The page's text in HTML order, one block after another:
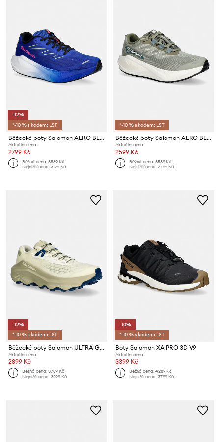
-12%
*-10 % s kódem: LST
Běžecké boty Salomon AERO BLAZE 3
Aktuální cena:
2799 Kč
Běžná cena:3589 Kč
Nejnižší cena:3199 Kč
*-10 % s kódem: LST
Běžecké boty Salomon AERO BLAZE 3
Aktuální cena:
2599 Kč
Běžná cena:3589 Kč
Nejnižší cena:2799 Kč
-12%
*-10 % s kódem: LST
Běžecké boty Salomon ULTRA GLIDE 4
Aktuální cena:
2899 Kč
Běžná cena:3789 Kč
Nejnižší cena:3299 Kč
-10%
*-10 % s kódem: LST
Boty Salomon XA PRO 3D V9
Aktuální cena:
3399 Kč
Běžná cena:4289 Kč
Nejnižší cena:3799 Kč